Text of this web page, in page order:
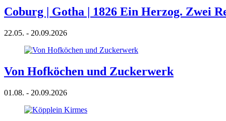
Coburg | Gotha | 1826 Ein Herzog. Zwei
22.05. - 20.09.2026
Von Hofköchen und Zuckerwerk
01.08. - 20.09.2026